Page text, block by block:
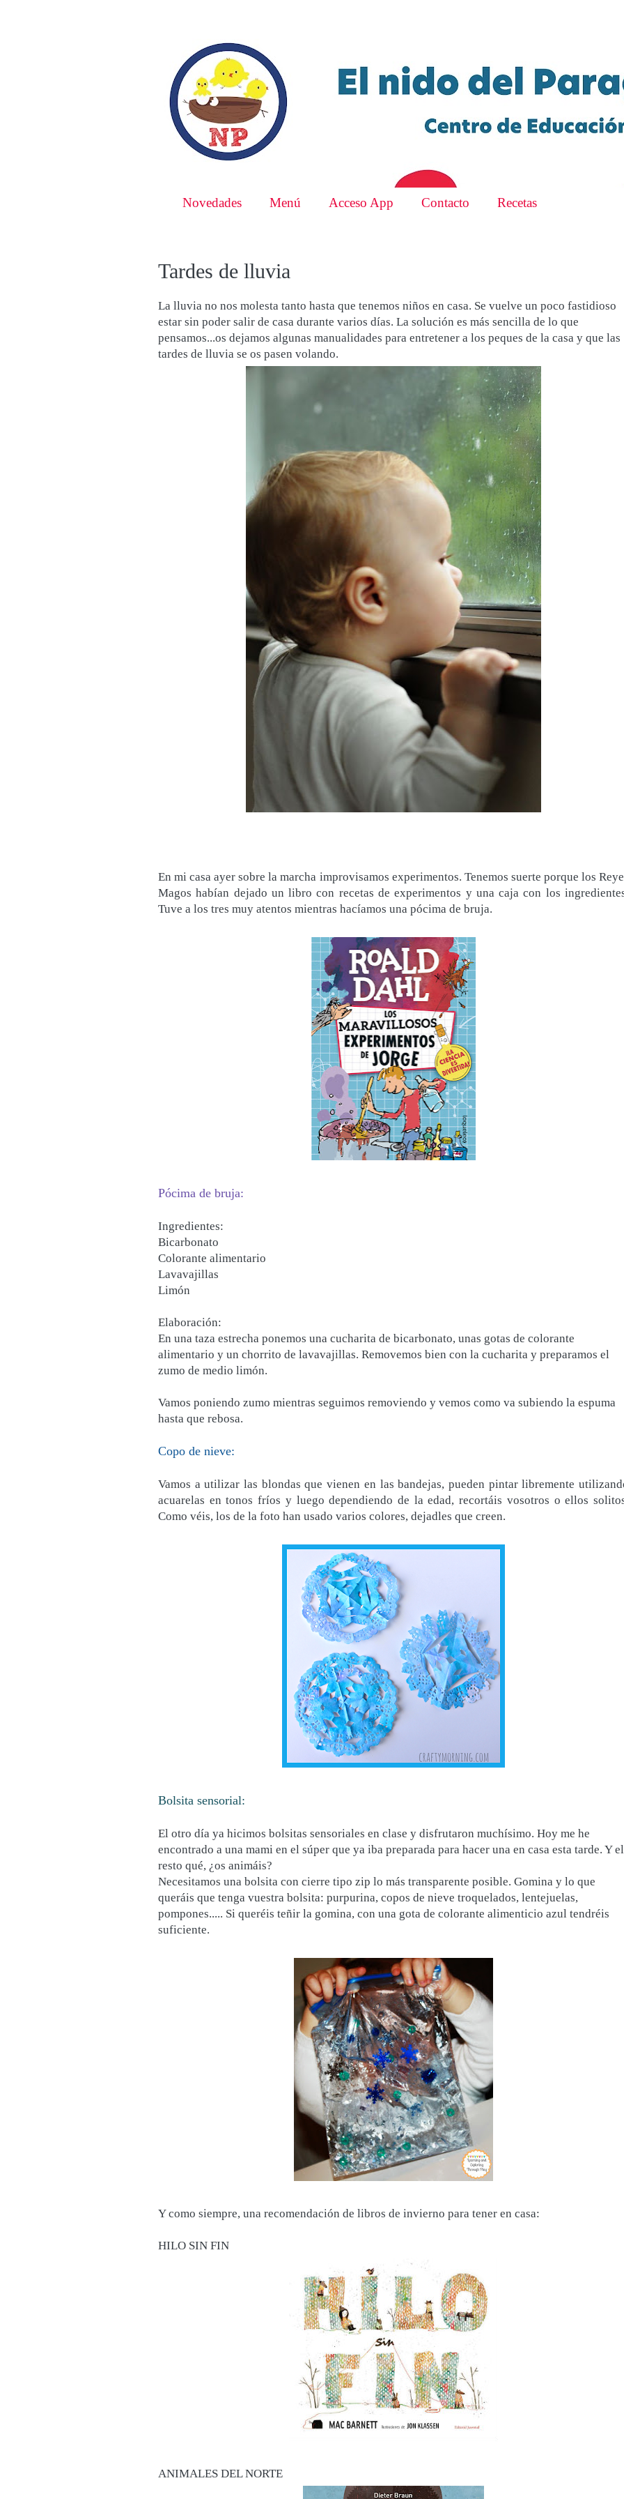
Novedades Menú Acceso App Contacto Recetas
Tardes de lluvia
La lluvia no nos molesta tanto hasta que tenemos niños en casa. Se vuelve un poco fastidioso
estar sin poder salir de casa durante varios días. La solución es más sencilla de lo que
pensamos...os dejamos algunas manualidades para entretener a los peques de la casa y que las
tardes de lluvia se os pasen volando.
En mi casa ayer sobre la marcha improvisamos experimentos. Tenemos suerte porque los
Magos habían dejado un libro con recetas de experimentos y una caja con los
Tuve a los tres muy atentos mientras hacíamos una pócima de bruja.
Pócima de bruja:
Ingredientes:
Bicarbonato
Colorante alimentario
Lavavajillas
Limón
Elaboración:
En una taza estrecha ponemos una cucharita de bicarbonato, unas gotas de colorante
alimentario y un chorrito de lavavajillas. Removemos bien con la cucharita y preparamos el
zumo de medio limón.
Vamos poniendo zumo mientras seguimos removiendo y vemos como va subiendo la espuma
hasta que rebosa.
Copo de nieve:
Vamos a utilizar las blondas que vienen en las bandejas, pueden pintar libremente
acuarelas en tonos fríos y luego dependiendo de la edad, recortáis vosotros o ellos
Como véis, los de la foto han usado varios colores, dejadles que creen.
Bolsita sensorial:
El otro día ya hicimos bolsitas sensoriales en clase y disfrutaron muchísimo. Hoy me he
encontrado a una mami en el súper que ya iba preparada para hacer una en casa esta tarde. Y el
resto qué, ¿os animáis?
Necesitamos una bolsita con cierre tipo zip lo más transparente posible. Gomina y lo que
queráis que tenga vuestra bolsita: purpurina, copos de nieve troquelados, lentejuelas,
pompones..... Si queréis teñir la gomina, con una gota de colorante alimenticio azul tendréis
suficiente.
Y como siempre, una recomendación de libros de invierno para tener en casa:
HILO SIN FIN
ANIMALES DEL NORTE